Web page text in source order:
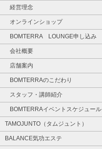
経営理念
オンラインショップ
BOMTERRA LOUNGE申し込み
会社概要
店舗案内
BOMTERRAのこだわり
スタッフ・講師紹介
BOMTERRAイベントスケジュール
TAMOJUNTO（タムジュント）
BALANCE気功エステ